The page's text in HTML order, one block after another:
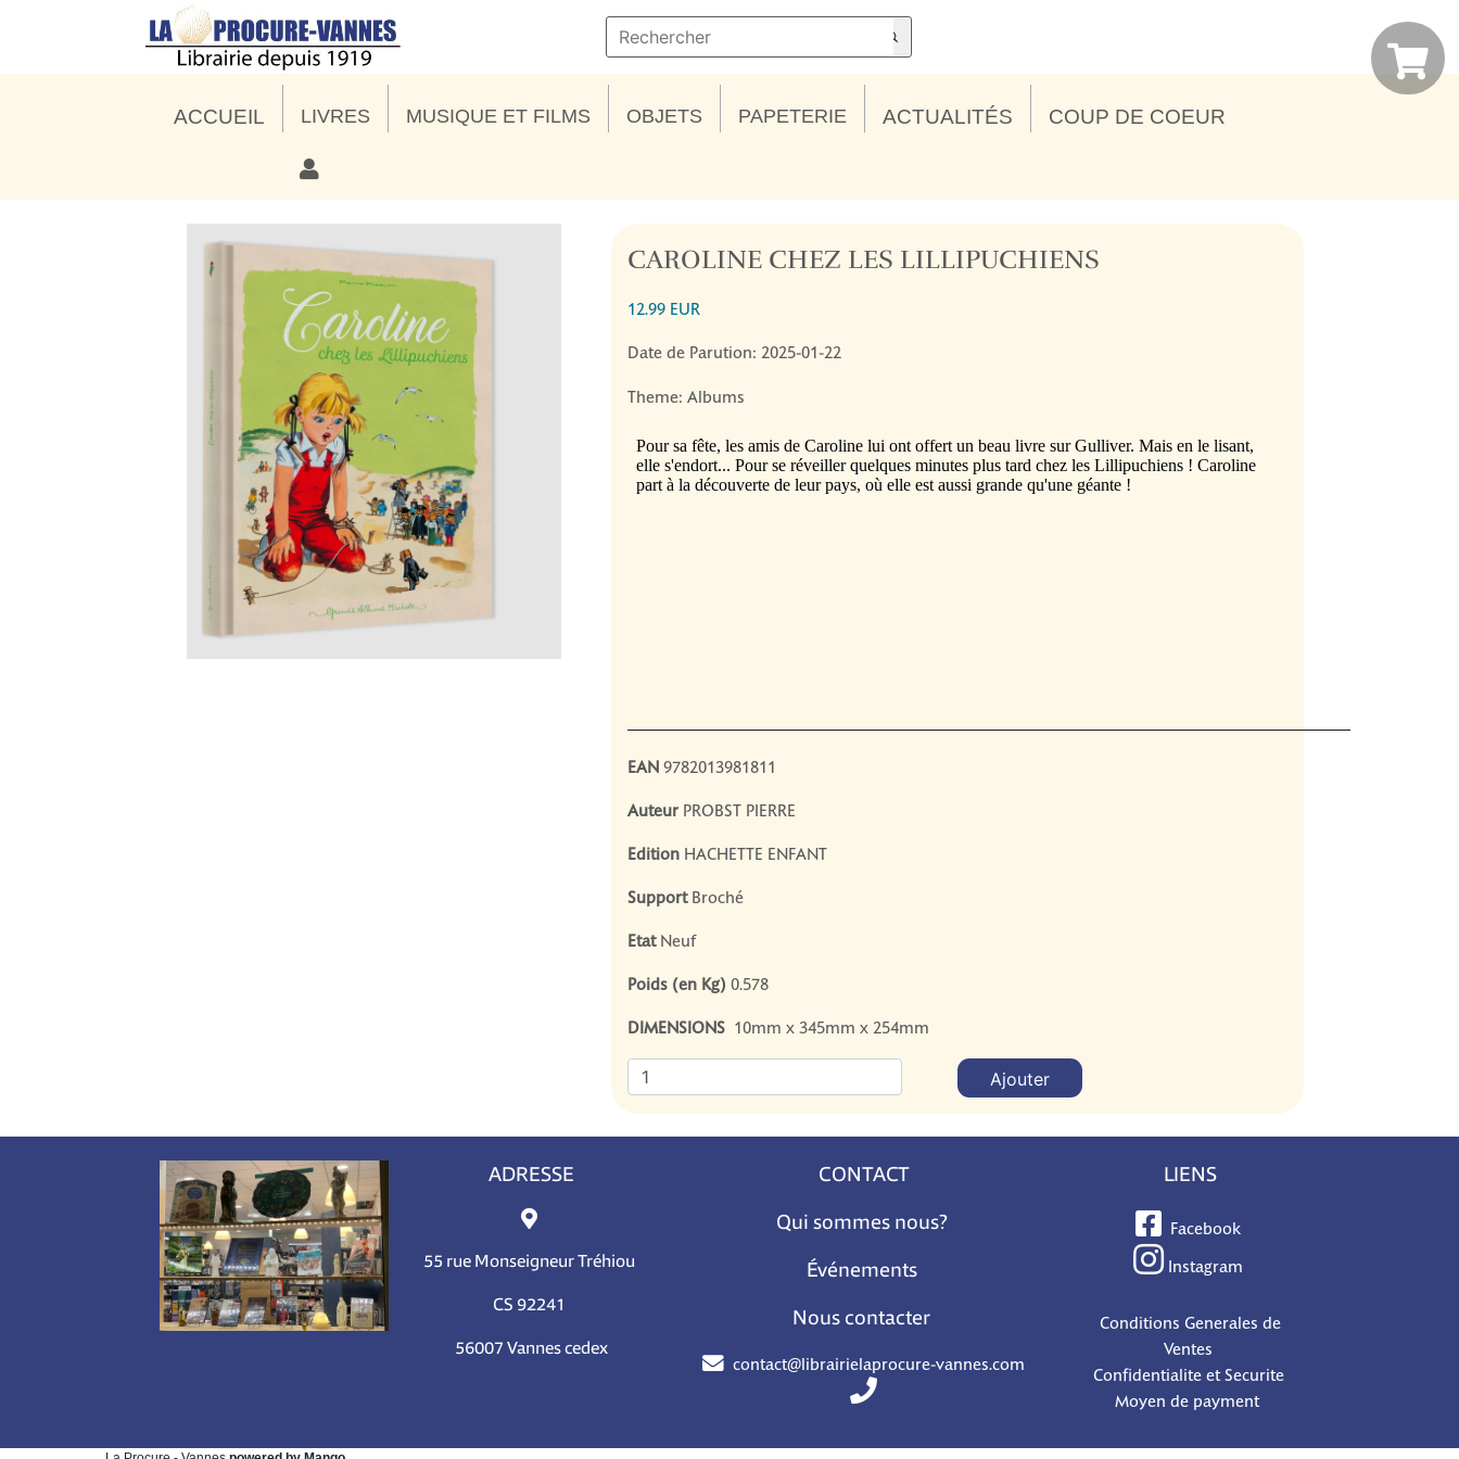
ACCUEIL LIVRES MUSIQUE ET FILMS OBJETS PAPETERIE ACTUALITÉS COUP DE COEUR
CAROLINE CHEZ LES LILLIPUCHIENS
12.99 EUR
Date de Parution: 2025-01-22
Theme: Albums
EAN 9782013981811
Auteur PROBST PIERRE
Edition HACHETTE ENFANT
Support Broché
Etat Neuf
Poids (en Kg) 0.578
DIMENSIONS 10mm x 345mm x 254mm
Ajouter
ADRESSE
55 rue Monseigneur Tréhiou
CS 92241
56007 Vannes cedex
CONTACT
Qui sommes nous?
Événements
Nous contacter
contact@librairielaprocure-vannes.com
LIENS
Facebook
Instagram
Conditions Generales de
Ventes
Confidentialite et Securite
Moyen de payment